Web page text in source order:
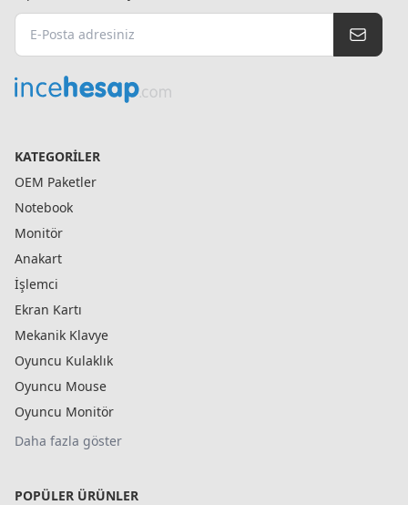
KATEGORILER
OEM Paketler
Notebook
Monitör
Anakart
İşlemci
Ekran Kartı
Mekanik Klavye
Oyuncu Kulaklık
Oyuncu Mouse
Oyuncu Monitör
Daha fazla göster
POPÜLER ÜRÜNLER